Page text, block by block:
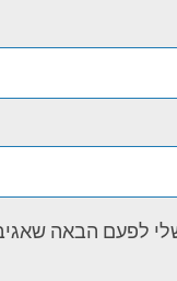
לפעם הבאה